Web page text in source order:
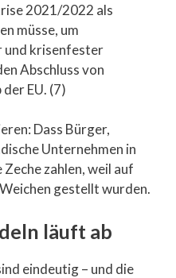
2021/2022 als
müsse, um
und krisenfester
Abschluss von
EU. (7)
Dass Bürger,
Unternehmen in
zahlen, weil auf
gestellt wurden.
läuft ab
eindeutig – und die